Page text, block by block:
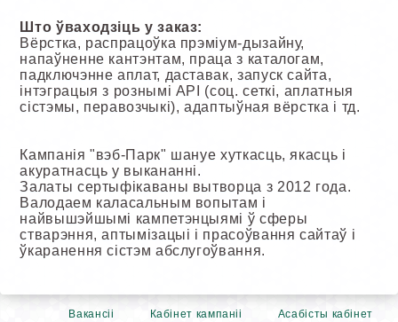
Што ўваходзіць у заказ:
Вёрстка, распрацоўка прэміум-дызайну,
напаўненне кантэнтам, праца з каталогам,
падключэнне аплат, даставак, запуск сайта,
інтэграцыя з рознымі API (соц. сеткі, аплатныя
сістэмы, перавозчыкі), адаптыўная вёрстка і тд.
Кампанія "вэб-Парк" шануе хуткасць, якасць і
акуратнасць у выкананні.
Залаты сертыфікаваны вытворца з 2012 года.
Валодаем каласальным вопытам і
найвышэйшымі кампетэнцыямі ў сферы
стварэння, аптымізацыі і прасоўвання сайтаў і
ўкаранення сістэм абслугоўвання.
Вакансіі Кабінет кампаніі
Асабісты кабінет